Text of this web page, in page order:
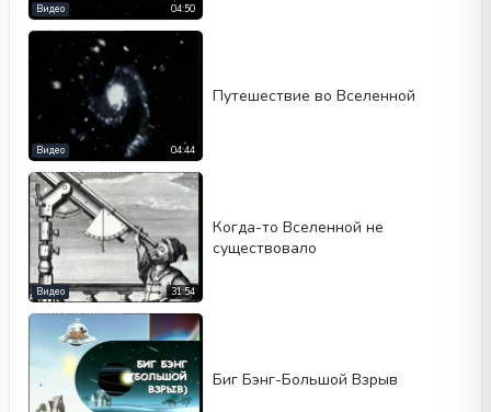
04:50
Видео
04:44
Видео
Путешествие во Вселенной
31:54
Видео
Когда-то Вселенной не
существовало
Биг Бэнг-Большой Взрыв